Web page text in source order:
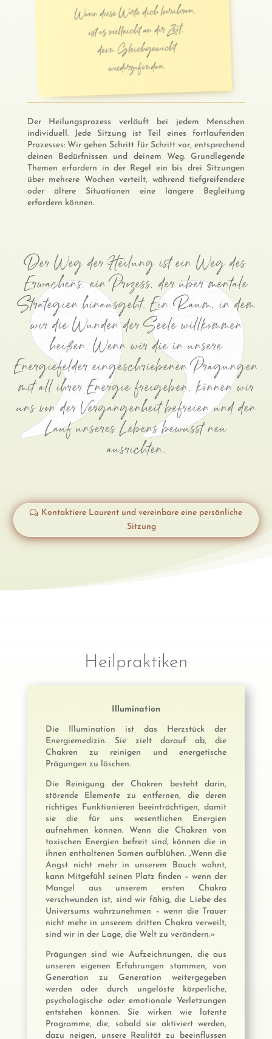
Wenn diese Worte dich berühren,
ist es vielleicht an der Zeit,
dein Gleichgewicht
wiederzufinden.
Der Heilungsprozess verläuft bei jedem Menschen
individuell. Jede Sitzung ist Teil eines fortlaufenden
Prozesses: Wir gehen Schritt für Schritt vor, entsprechend
deinen Bedürfnissen und deinem Weg. Grundlegende
Themen erfordern in der Regel ein bis drei Sitzungen
über mehrere Wochen verteilt, während tiefgreifendere
oder ältere Situationen eine längere Begleitung
erfordern können.
Der Weg der Heilung ist ein Weg des
Erwachens, ein Prozess, der über mentale
Strategien hinausgeht. Ein Raum, in dem
wir die Wunden der Seele willkommen
heißen. Wenn wir die in unsere
Energiefelder eingeschriebenen Prägungen
mit all ihrer Energie freigeben, können wir
uns von der Vergangenheit befreien und den
Lauf unseres Lebens bewusst neu
ausrichten.
Kontaktiere Laurent und vereinbare eine persönliche
Sitzung
Heilpraktiken
Illumination
Die Illumination ist das Herzstück der
Energiemedizin. Sie zielt darauf ab, die
Chakren zu reinigen und energetische
Prägungen zu löschen.
Die Reinigung der Chakren besteht darin,
störende Elemente zu entfernen, die deren
richtiges Funktionieren beeinträchtigen, damit
sie die für uns wesentlichen Energien
aufnehmen können. Wenn die Chakren von
toxischen Energien befreit sind, können die in
ihnen enthaltenen Samen aufblühen. „Wenn die
Angst nicht mehr in unserem Bauch wohnt,
kann Mitgefühl seinen Platz finden – wenn der
Mangel aus unserem ersten Chakra
verschwunden ist, sind wir fähig, die Liebe des
Universums wahrzunehmen – wenn die Trauer
nicht mehr in unserem dritten Chakra verweilt,
sind wir in der Lage, die Welt zu verändern.»
Prägungen sind wie Aufzeichnungen, die aus
unseren eigenen Erfahrungen stammen, von
Generation zu Generation weitergegeben
werden oder durch ungelöste körperliche,
psychologische oder emotionale Verletzungen
entstehen können. Sie wirken wie latente
Programme, die, sobald sie aktiviert werden,
dazu neigen, unsere Realität zu beeinflussen